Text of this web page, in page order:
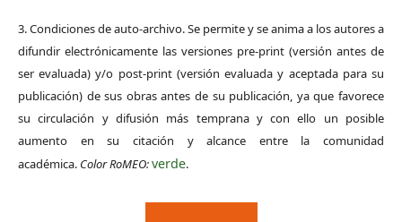
3. Condiciones de auto-archivo. Se permite y se anima a los autores a
difundir electrónicamente las versiones pre-print (versión antes de
ser evaluada) y/o post-print (versión evaluada y aceptada para su
publicación) de sus obras antes de su publicación, ya que favorece
su circulación y difusión más temprana y con ello un posible
aumento en su citación y alcance entre la comunidad
académica. Color RoMEO:verde.